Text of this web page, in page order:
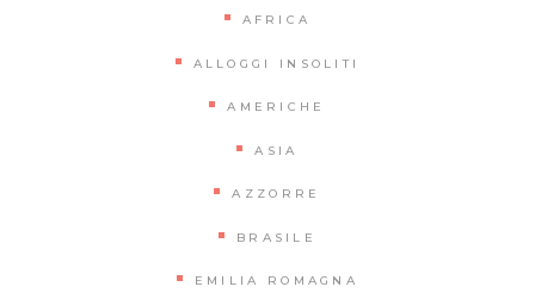
AFRICA
ALLOGGI INSOLITI
AMERICHE
ASIA
AZZORRE
BRASILE
EMILIA ROMAGNA